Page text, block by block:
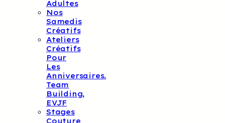
Adultes
Nos
Samedis
Créatifs
Ateliers
Créatifs
Pour
Les
Anniversaires,
Team
Building,
EVJF
Stages
Couture